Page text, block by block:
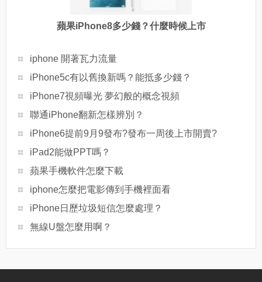
蘋果iPhone8多少錢？什麼時候上市
iphone 開著瓦力流量
iPhone5c有以舊換新嗎？能抵多少錢？
iPhone7視頻曝光 夢幻般的概念視頻
聯通iPhone翻新怎樣辨別？
iPhone6提前9月9發布?發布一周後上市開賣?
iPad2能做PPT嗎？
蘋果手機軟件怎麼下載
iphone怎麼把電影傳到手機裡面看
iPhone日歷垃圾短信怎麼處理？
無線U盤怎麼用啊？